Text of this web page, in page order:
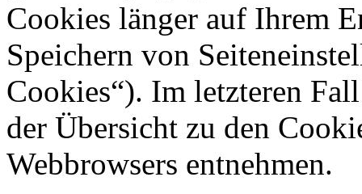
Cookies länger auf Ihrem
Speichern von
Cookies“). Im letzteren
der Übersicht zu den
Webbrowsers entnehmen.